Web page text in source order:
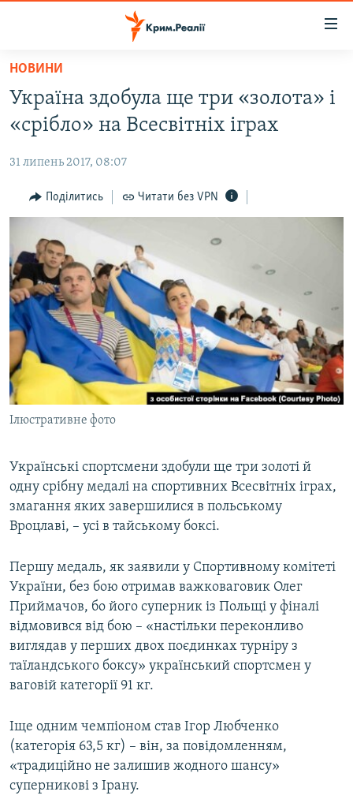
Перейти
основного
матеріалу
Перейти
до
навігації
Перейти
пошуку
ВОДА.КРИМ
ВІДЕО ТА ФОТО
ПОЛІТИКА
БЛОГИ
ІНТЕРВ'Ю
ВСЕ ЗА ДЕНЬ
СПЕЦПРОЕКТИ
ДЕПОРТАЦІЯ
ВІДЕОУРОКИ «ELIFBE»
СВІДЧЕННЯ ОКУПАЦІЇ
УКРАЇНСЬКА ПРОБЛЕМА КРИМУ
ЯК ОБІЙТИ БЛОКУВАННЯ
Русский
Qırımtatar
Усі сайти RFE/RL
НОВИНИ
Україна здобула ще три «золота» і
«срібло» на Всесвітніх іграх
31 липень 2017, 08:07
Поділитись Читати без VPN
Ілюстративне фото
Українські спортсмени здобули ще три золоті й
одну срібну медалі на спортивних Всесвітніх іграх,
змагання яких завершилися в польському
Вроцлаві, – усі в тайському боксі.
Першу медаль, як заявили у Спортивному комітеті
України, без бою отримав важковаговик Олег
Приймачов, бо його суперник із Польщі у фіналі
відмовився від бою – «настільки переконливо
виглядав у перших двох поєдинках турніру з
таїландського боксу» український спортсмен у
ваговій категорії 91 кг.
Іще одним чемпіоном став Ігор Любченко
(категорія 63,5 кг) – він, за повідомленням,
«традиційно не залишив жодного шансу»
суперникові з Ірану.